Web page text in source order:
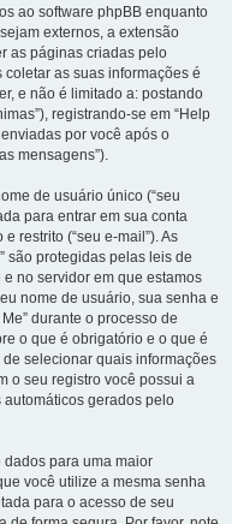
ao software phpBB enquanto
externos, a extensão
as páginas criadas pelo
as suas informações é
e não é limitado a: postando
registrando-se em “Help
enviadas por você após o
mensagens”).
de usuário único (“seu
para entrar em sua conta
restrito (“seu e-mail”). As
são protegidas pelas leis de
no servidor em que estamos
nome de usuário, sua senha e
durante o processo de
o que é obrigatório e o que é
selecionar quais informações
o seu registro você possui a
gerados pelo
para uma maior
você utilize a mesma senha
para o acesso de seu